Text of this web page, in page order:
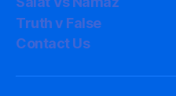
Truth v False
Contact Us